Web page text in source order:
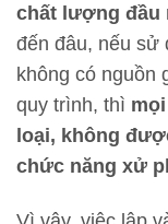
chất lượng đầu
đến đâu, nếu sử
không có nguồn
quy trình, thì
loại, không
chức năng xử